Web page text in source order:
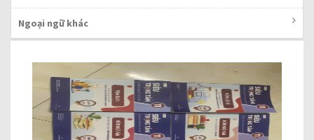
Ngoại ngữ khác